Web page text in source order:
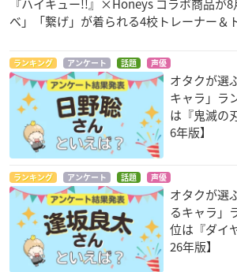
『ハイキュー!!』×Honeys コラボ商品が
べ」「繋げ」が着られる4校トレーナー＆
ランキング アンケート 話題 声優
オタクが選
キャラ」ラ
は『鬼滅の
6年版】
ランキング アンケート 話題 声優
オタクが選
るキャラ」
位は『ダイ
26年版】